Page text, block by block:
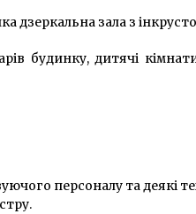
дзеркальна зала з
будинку, дитячі
персоналу та деякі